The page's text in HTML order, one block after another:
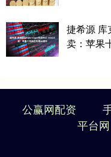
捷希源 库
卖：苹果
公赢网配资
平台网